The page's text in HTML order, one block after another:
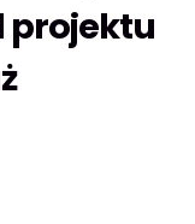
projektu